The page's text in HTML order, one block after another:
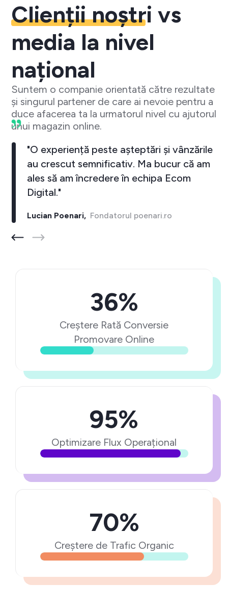
Clienții noștri vs
media la nivel
național
Suntem o companie orientată către rezultate
și singurul partener de care ai nevoie pentru a
duce afacerea ta la urmatorul nivel cu ajutorul
unui magazin online.
"O experiență peste așteptări și vânzările
au crescut semnificativ. Ma bucur că am
ales să am încredere în echipa Ecom
Digital."
Lucian Poenari,Fondatorul poenari.ro
36%
Creștere Rată Conversie
Promovare Online
95%
Optimizare Flux Operațional
70%
Creștere de Trafic Organic